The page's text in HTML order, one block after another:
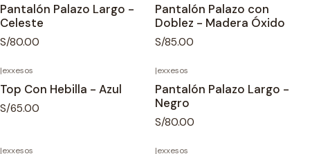
Pantalón Palazo Largo -
Celeste
S/80.00
Pantalón Palazo con
Doblez - Madera Óxido
S/85.00
|exxesos
Top Con Hebilla - Azul
S/65.00
|exxesos
Pantalón Palazo Largo -
Negro
S/80.00
|exxesos |exxesos